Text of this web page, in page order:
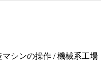
シンの操作 / 機械系工場